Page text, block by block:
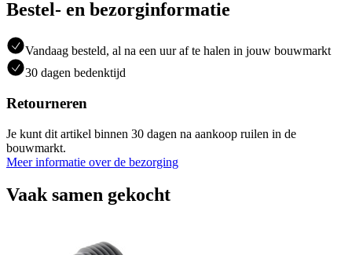
Bestel- en bezorginformatie
Vandaag besteld, al na een uur af te halen in jouw bouwmarkt
30 dagen bedenktijd
Retourneren
Je kunt dit artikel binnen 30 dagen na aankoop ruilen in de
bouwmarkt.
Meer informatie over de bezorging
Vaak samen gekocht